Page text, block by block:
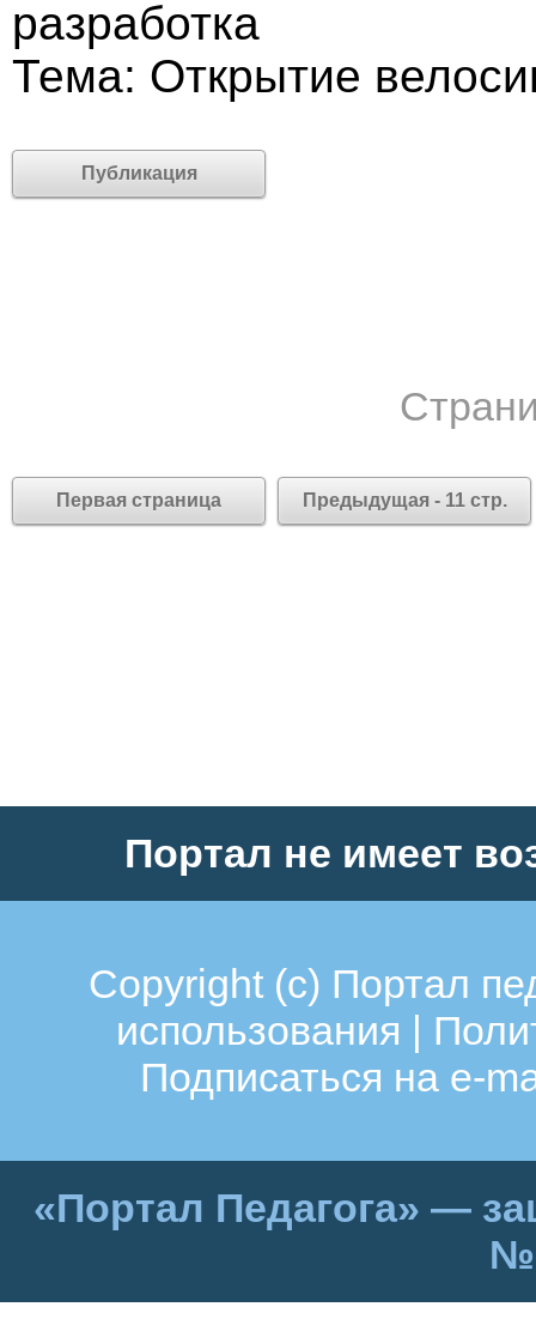
разработка
Тема: Открытие
Публикация
Первая страница Предыдущая - 11 стр.
Портал не имеет
Copyright (c) Портал
использования |
Подписаться на e-
«Портал Педагога» —